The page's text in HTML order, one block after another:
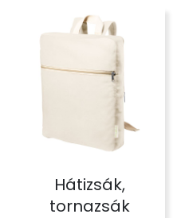
Hátizsák,
tornazsák